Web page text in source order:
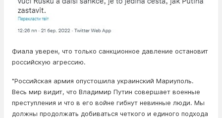
Фиала уверен, что только санкционное давление остановит
российскую агрессию.
"Российская армия опустошила украинский Мариуполь.
Весь мир видит, что Владимир Путин совершает военные
преступления и что в его войне гибнут невинные люди. Мы
должны продолжать добиваться четкого и единого подхода